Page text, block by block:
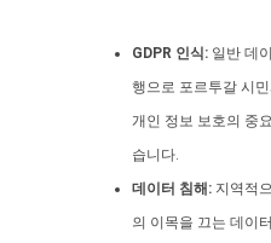
GDPR 인식: 일반 데
행으로 포르투갈 시
개인 정보 보호의 중
습니다.
데이터 침해: 지역적
의 이목을 끄는 데이